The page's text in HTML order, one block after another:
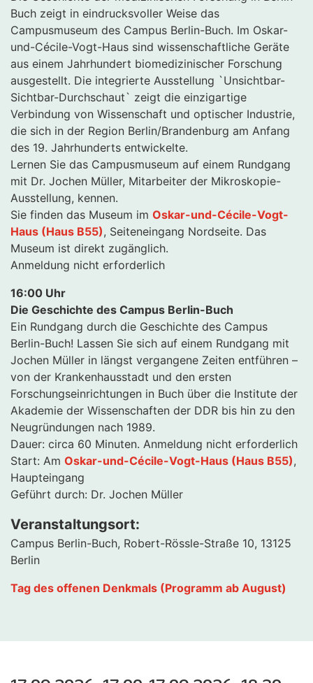
Buch zeigt in eindrucksvoller Weise das
Campusmuseum des Campus Berlin-Buch. Im Oskar-
und-Cécile-Vogt-Haus sind wissenschaftliche Geräte
aus einem Jahrhundert biomedizinischer Forschung
ausgestellt. Die integrierte Ausstellung `Unsichtbar-
Sichtbar-Durchschaut` zeigt die einzigartige
Verbindung von Wissenschaft und optischer Industrie,
die sich in der Region Berlin/Brandenburg am Anfang
des 19. Jahrhunderts entwickelte.
Lernen Sie das Campusmuseum auf einem Rundgang
mit Dr. Jochen Müller, Mitarbeiter der Mikroskopie-
Ausstellung, kennen.
Sie finden das Museum im Oskar-und-Cécile-Vogt-
Haus (Haus B55), Seiteneingang Nordseite. Das
Museum ist direkt zugänglich.
Anmeldung nicht erforderlich
16:00 Uhr
Die Geschichte des Campus Berlin-Buch
Ein Rundgang durch die Geschichte des Campus
Berlin-Buch! Lassen Sie sich auf einem Rundgang mit
Jochen Müller in längst vergangene Zeiten entführen –
von der Krankenhausstadt und den ersten
Forschungseinrichtungen in Buch über die Institute der
Akademie der Wissenschaften der DDR bis hin zu den
Neugründungen nach 1989.
Dauer: circa 60 Minuten. Anmeldung nicht erforderlich
Start: Am Oskar-und-Cécile-Vogt-Haus (Haus B55),
Haupteingang
Geführt durch: Dr. Jochen Müller
Veranstaltungsort:
Campus Berlin-Buch, Robert-Rössle-Straße 10, 13125
Berlin
Tag des offenen Denkmals (Programm ab August)